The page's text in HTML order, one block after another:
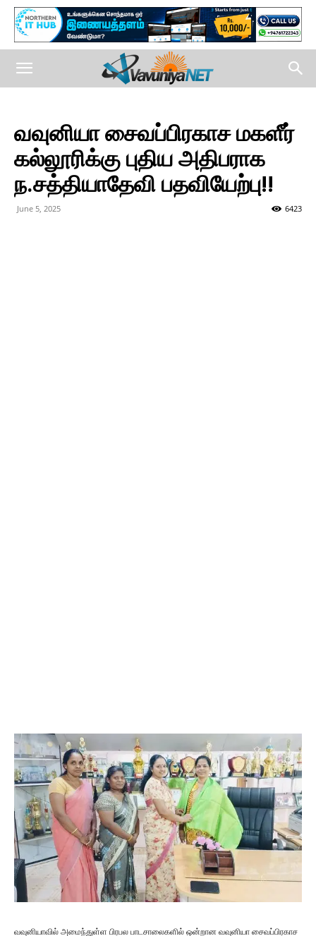
வவுனியா சைவப்பிரகாச மகளீர்
கல்லூரிக்கு புதிய அதிபராக
ந.சத்தியாதேவி பதவியேற்பு!!
June 5, 2025 6423
வவுனியாவில் அமைந்துள்ள பிரபல பாடசாலைகளில் ஒன்றான வவுனியா சைவப்பிரகாச